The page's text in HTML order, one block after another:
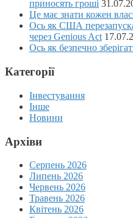
приносять гроші
Це має знати кожен
Ось як США
через Genious Act
Ось як безпечно
Категорії
Інвестування
Інше
Новини
Архіви
Серпень 2026
Липень 2026
Червень 2026
Травень 2026
Квітень 2026